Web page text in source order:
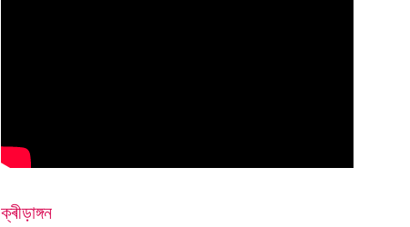
ক্ৰীড়াঙ্গন